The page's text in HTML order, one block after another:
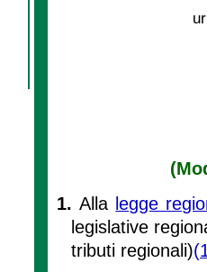
1.Alla legge
legislative
tributi regionali)